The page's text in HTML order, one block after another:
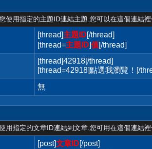
使用指定的主題ID連結主題.您可以在這個連結
[thread]主題ID[/thread]
[thread=主題ID]值[/thread]
[thread]42918[/thread]
[thread=42918]點選我瀏覽！[/
無
用指定的文章ID連結到文章.您可用在這個連結
[post]文章ID[/post]